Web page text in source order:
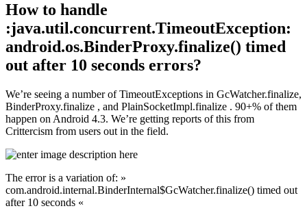
How to handle
:java.util.concurrent.TimeoutException:
android.os.BinderProxy.finalize() timed
out after 10 seconds errors?
We’re seeing a number of TimeoutExceptions in GcWatcher.finalize,
BinderProxy.finalize , and PlainSocketImpl.finalize . 90+% of them
happen on Android 4.3. We’re getting reports of this from
Crittercism from users out in the field.
The error is a variation of: »
com.android.internal.BinderInternal$GcWatcher.finalize() timed out
after 10 seconds «